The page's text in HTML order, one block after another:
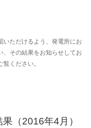
いただけるよう、発電所にお
、その結果をお知らせしてお
覧ください。
（2016年4月）